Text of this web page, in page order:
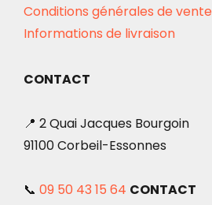
Conditions générales de vente
Informations de livraison
CONTACT
📍 2 Quai Jacques Bourgoin
91100 Corbeil-Essonnes
📞 09 50 43 15 64 CONTACT